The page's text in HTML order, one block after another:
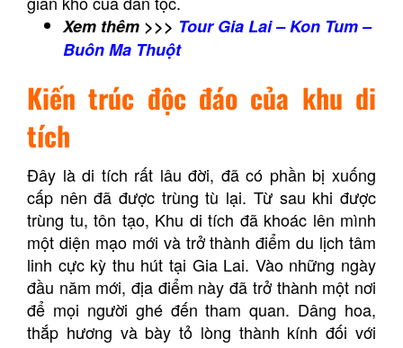
Xem thêm >>> Tour Gia Lai – Kon Tum –
Buôn Ma Thuột
Kiến trúc độc đáo của khu di
tích
Đây là di tích rất lâu đời, đã có phần bị xuống
cấp nên đã được trùng tù lại. Từ sau khi được
trùng tu, tôn tạo, Khu di tích đã khoác lên mình
một diện mạo mới và trở thành điểm du lịch tâm
linh cực kỳ thu hút tại Gia Lai. Vào những ngày
đầu năm mới, địa điểm này đã trở thành một nơi
để mọi người ghé đến tham quan. Dâng hoa,
thắp hương và bày tỏ lòng thành kính đối với